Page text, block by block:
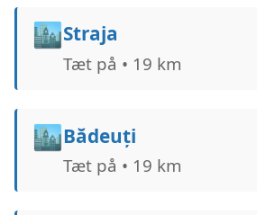
🏙️Straja
Tæt på • 19 km
🏙️Bădeuți
Tæt på • 19 km